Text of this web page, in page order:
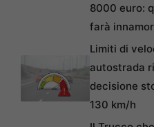
8000 euro:
farà
Limiti di
autostrada
decisione
130 km/h